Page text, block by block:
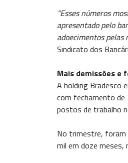
“Esses números
apresentado pelo
adoecimentos pelas
Sindicato dos
Mais demissões e
A holding Bradesco
com fechamento de
postos de trabalho
No trimestre, foram
mil em doze